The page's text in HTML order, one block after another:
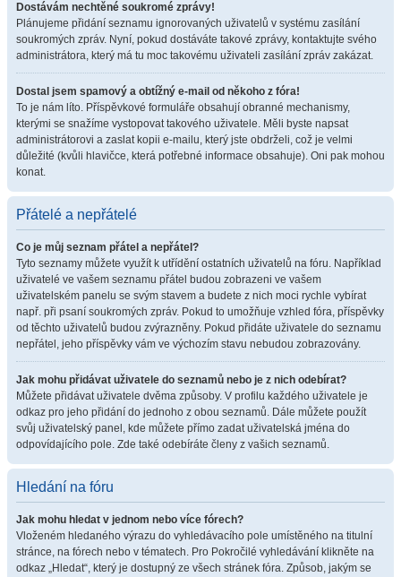
Dostávám nechtěné soukromé zprávy!
Plánujeme přidání seznamu ignorovaných uživatelů v systému zasílání
soukromých zpráv. Nyní, pokud dostáváte takové zprávy, kontaktujte svého
administrátora, který má tu moc takovému uživateli zasílání zpráv zakázat.
Dostal jsem spamový a obtížný e-mail od někoho z fóra!
To je nám líto. Příspěvkové formuláře obsahují obranné mechanismy,
kterými se snažíme vystopovat takového uživatele. Měli byste napsat
administrátorovi a zaslat kopii e-mailu, který jste obdrželi, což je velmi
důležité (kvůli hlavičce, která potřebné informace obsahuje). Oni pak mohou
konat.
Přátelé a nepřátelé
Co je můj seznam přátel a nepřátel?
Tyto seznamy můžete využít k utřídění ostatních uživatelů na fóru. Například
uživatelé ve vašem seznamu přátel budou zobrazeni ve vašem
uživatelském panelu se svým stavem a budete z nich moci rychle vybírat
např. při psaní soukromých zpráv. Pokud to umožňuje vzhled fóra, příspěvky
od těchto uživatelů budou zvýrazněny. Pokud přidáte uživatele do seznamu
nepřátel, jeho příspěvky vám ve výchozím stavu nebudou zobrazovány.
Jak mohu přidávat uživatele do seznamů nebo je z nich odebírat?
Můžete přidávat uživatele dvěma způsoby. V profilu každého uživatele je
odkaz pro jeho přidání do jednoho z obou seznamů. Dále můžete použít
svůj uživatelský panel, kde můžete přímo zadat uživatelská jména do
odpovídajícího pole. Zde také odebíráte členy z vašich seznamů.
Hledání na fóru
Jak mohu hledat v jednom nebo více fórech?
Vloženém hledaného výrazu do vyhledávacího pole umístěného na titulní
stránce, na fórech nebo v tématech. Pro Pokročilé vyhledávání klikněte na
odkaz „Hledat“, který je dostupný ze všech stránek fóra. Způsob, jakým se